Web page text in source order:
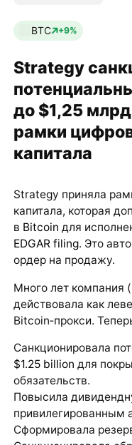
BTC +9%
Strategy
до $1,25
рамки
капитала
Strategy приняла
капитала, которая
в Bitcoin для
EDGAR filing. Это
ордер на продажу.
Много лет компания
действовала как
Bitcoin‑прокси.
Санкционировала
$1.25 billion для
обязательств.
Повысила
привилегированным
Сформировала